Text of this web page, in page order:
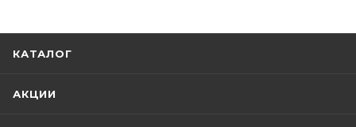
КАТАЛОГ
АКЦИИ